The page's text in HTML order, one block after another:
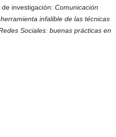
investigación: Comunicación
infalible de las técnicas
Sociales: buenas prácticas en